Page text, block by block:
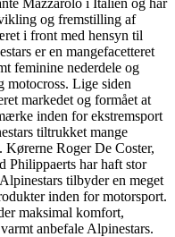
Mazzarolo i Italien og har
og fremstilling af
i front med hensyn til
er en mangefacetteret
feminine nederdele og
Lige siden
markedet og formået at
inden for ekstremsport
tiltrukket mange
Roger De Coster,
Philippaerts har haft stor
tilbyder en meget
inden for motorsport.
maksimal komfort,
anbefale Alpinestars.